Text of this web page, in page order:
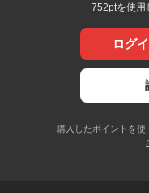
752ptを使用
ログ
購入したポイントを使